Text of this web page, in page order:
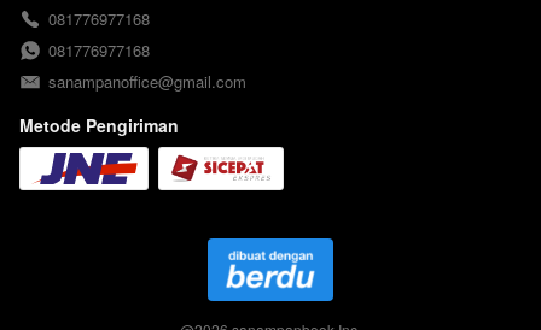
081776977168
081776977168
sanampanoffice@gmail.com
Metode Pengiriman